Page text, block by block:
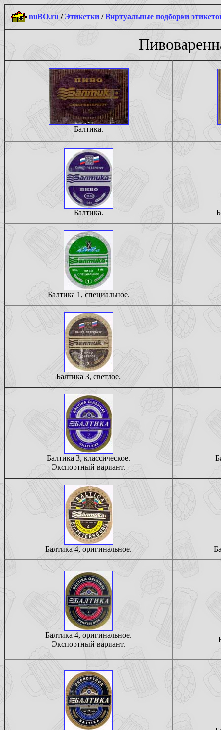
nuBO.ru / Этикетки /Виртуальные подборки
Балтика.
Балтика.
Балтика 1, специальное.
Балтика 3, светлое.
Балтика 3, классическое.
Экспортный вариант.
Балтика 4, оригинальное.
Балтика 4, оригинальное.
Экспортный вариант.